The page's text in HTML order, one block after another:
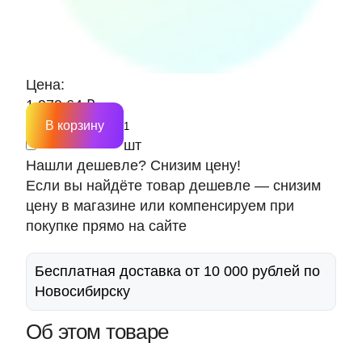
Цена:
1 979.64 ₽
шт
В корзину
Нашли дешевле? Снизим цену!
Если вы найдёте товар дешевле — снизим
цену в магазине или компенсируем при
покупке прямо на сайте
Бесплатная доставка от 10 000 рублей по
Новосибирску
Об этом товаре